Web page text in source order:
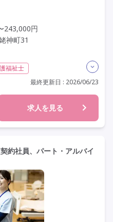
243,000円
神町31
福祉士
者研修(ヘルパー2級)
残業ほぼなし
常勤
定年60歳以上
最終更新日 : 2026/06/23
求人を見る
約社員、パート・アルバイ